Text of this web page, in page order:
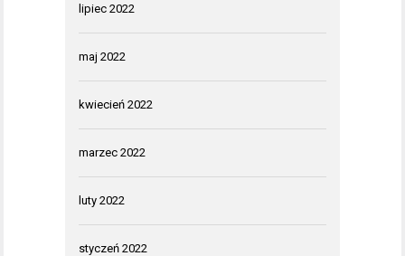
lipiec 2022
maj 2022
kwiecień 2022
marzec 2022
luty 2022
styczeń 2022